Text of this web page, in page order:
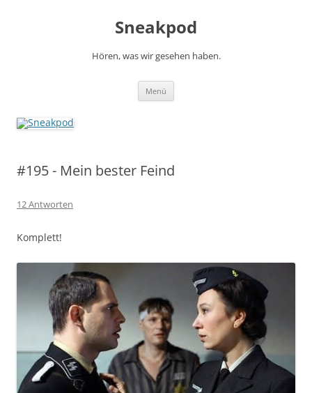
Sneakpod
Hören, was wir gesehen haben.
Menü
#195 - Mein bester Feind
12 Antworten
Komplett!